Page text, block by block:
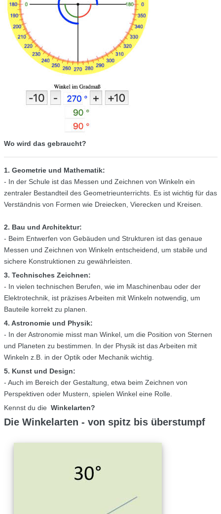
Wo wird das gebraucht?
1. Geometrie und Mathematik:
- In der Schule ist das Messen und Zeichnen von Winkeln ein
zentraler Bestandteil des Geometrieunterrichts. Es ist wichtig für das
Verständnis von Formen wie Dreiecken, Vierecken und Kreisen.
2. Bau und Architektur:
- Beim Entwerfen von Gebäuden und Strukturen ist das genaue
Messen und Zeichnen von Winkeln entscheidend, um stabile und
sichere Konstruktionen zu gewährleisten.
3. Technisches Zeichnen:
- In vielen technischen Berufen, wie im Maschinenbau oder der
Elektrotechnik, ist präzises Arbeiten mit Winkeln notwendig, um
Bauteile korrekt zu planen.
4. Astronomie und Physik:
- In der Astronomie misst man Winkel, um die Position von Sternen
und Planeten zu bestimmen. In der Physik ist das Arbeiten mit
Winkeln z.B. in der Optik oder Mechanik wichtig.
5. Kunst und Design:
- Auch im Bereich der Gestaltung, etwa beim Zeichnen von
Perspektiven oder Mustern, spielen Winkel eine Rolle.
Kennst du die Winkelarten?
Die Winkelarten - von spitz bis überstumpf